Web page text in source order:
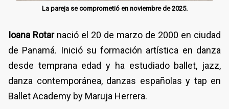
La pareja se comprometió en noviembre de 2025.
Ioana Rotarnació el 20 de marzo de 2000 en ciudad
de Panamá. Inició su formación artística en danza
desde temprana edad y ha estudiado ballet, jazz,
danza contemporánea, danzas españolas y tap en
Ballet Academy by Maruja Herrera.